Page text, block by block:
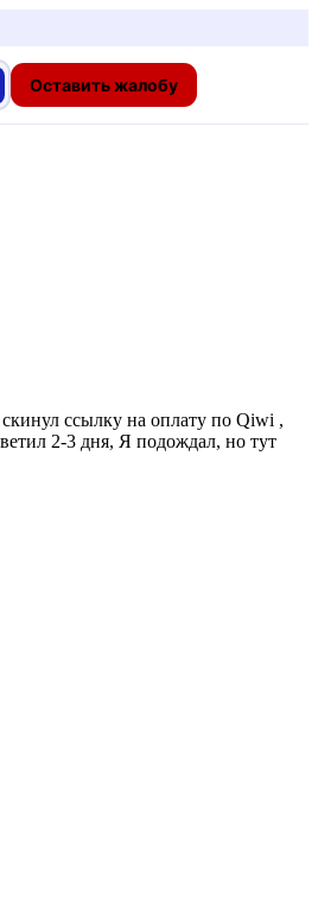
Оставить жалобу
ссылку на оплату по Qiwi ,
2-3 дня, Я подождал, но тут